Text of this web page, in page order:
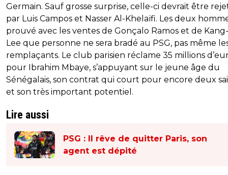
Germain. Sauf grosse surprise, celle-ci devrait être
par Luis Campos et Nasser Al-Khelaïfi. Les deux
prouvé avec les ventes de Gonçalo Ramos et de
Lee que personne ne sera bradé au PSG, pas même
remplaçants. Le club parisien réclame 35 millions
pour Ibrahim Mbaye, s’appuyant sur le jeune âge du
Sénégalais, son contrat qui court pour encore deux
et son très important potentiel.
Lire aussi
PSG : Il rêve de quitter Paris, son
agent est dépité